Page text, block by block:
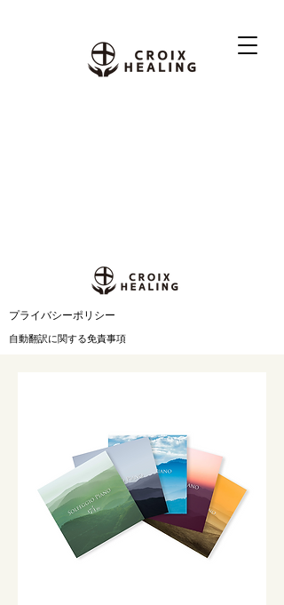
​プライバシーポリシー
自動翻訳に関する免責事項